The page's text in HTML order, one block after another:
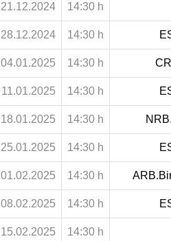
21.12.2024 14:30 h
28.12.2024 14:30 h
04.01.2025 14:30 h
11.01.2025 14:30 h
18.01.2025 14:30 h
25.01.2025 14:30 h
01.02.2025 14:30 h
08.02.2025 14:30 h
15.02.2025 14:30 h